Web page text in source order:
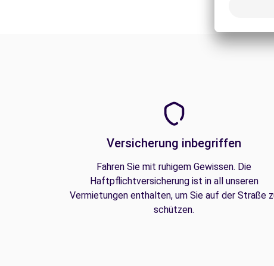
Versicherung inbegriffen
Fahren Sie mit ruhigem Gewissen. Die
Haftpflichtversicherung ist in all unseren
Vermietungen enthalten, um Sie auf der Straße
schützen.